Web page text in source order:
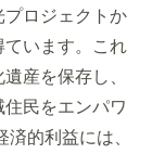
ロジェクトか
います。これ
産を保存し、
民をエンパワ
的利益には、